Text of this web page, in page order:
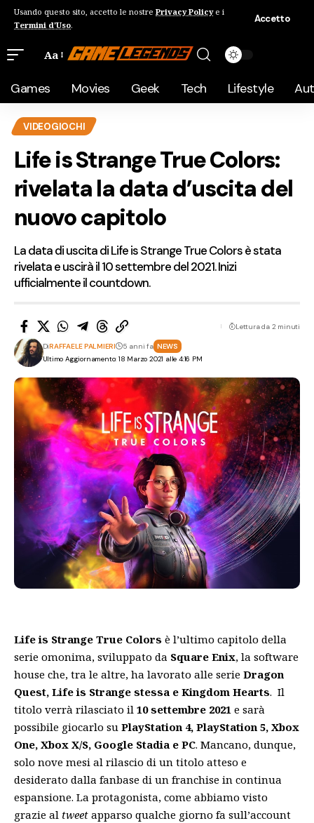
Usando questo sito, accetto le nostre Privacy Policye i
Termini d'Uso.
Accetto
Aa
Games Movies Geek Tech Lifestyle
VIDEOGIOCHI
Life is Strange True Colors:
rivelata la data d’uscita del
nuovo capitolo
La data di uscita di Life is Strange True Colors è stata
rivelata e uscirà il 10 settembre del 2021. Inizi
ufficialmente il countdown.
Ultimo Aggiornamento: 18 Marzo 2021 alle 4:16 PM
DiRAFFAELE PALMIERI 5 anni fa NEWS
Lettura da 2 minuti
Life is Strange True Colors è l’ultimo capitolo della
serie omonima, sviluppato da Square Enix, la software
house che, tra le altre, ha lavorato alle serie Dragon
Quest, Life is Strange stessa e Kingdom Hearts. Il
titolo verrà rilasciato il 10 settembre 2021 e sarà
possibile giocarlo su PlayStation 4, PlayStation 5, Xbox
One, Xbox X/S, Google Stadia e PC. Mancano, dunque,
solo nove mesi al rilascio di un titolo atteso e
desiderato dalla fanbase di un franchise in continua
espansione. La protagonista, come abbiamo visto
grazie al tweet apparso qualche giorno fa sull’account